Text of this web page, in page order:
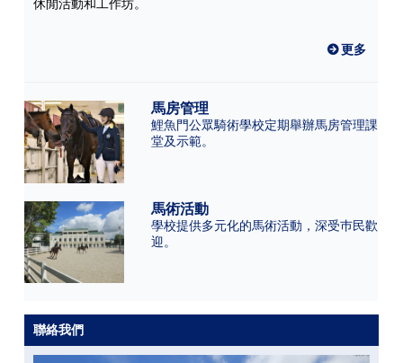
休閒活動和工作坊。
更多
馬房管理
鯉魚門公眾騎術學校定期舉辦馬房管理課
堂及示範。
馬術活動
學校提供多元化的馬術活動，深受巿民歡
迎。
聯絡我們